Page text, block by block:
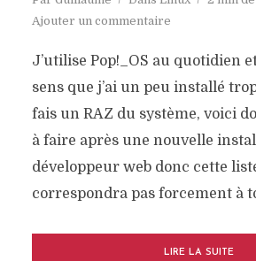
Ajouter un commentaire
J’utilise Pop!_OS au quotidien
sens que j’ai un peu installé
fais un RAZ du système, voici
à faire après une nouvelle
développeur web donc cette
correspondra pas forcement à
LIRE LA SUITE